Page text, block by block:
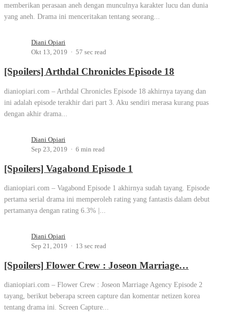
memberikan perasaan aneh dengan munculnya karakter lucu dan dunia
yang aneh. Drama ini menceritakan tentang seorang...
Diani Opiari
Okt 13, 2019
57 sec read
[Spoilers] Arthdal Chronicles Episode 18
dianiopiari.com – Arthdal Chronicles Episode 18 akhirnya tayang dan
ini adalah episode terakhir dari part 3. Aku sendiri merasa kurang puas
dengan akhir drama...
Diani Opiari
Sep 23, 2019
6 min read
[Spoilers] Vagabond Episode 1
dianiopiari.com – Vagabond Episode 1 akhirnya sudah tayang. Episode
pertama serial drama ini memperoleh rating yang fantastis dalam debut
pertamanya dengan rating 6.3% |...
Diani Opiari
Sep 21, 2019
13 sec read
[Spoilers] Flower Crew : Joseon Marriage…
dianiopiari.com – Flower Crew : Joseon Marriage Agency Episode 2
tayang, berikut beberapa screen capture dan komentar netizen korea
tentang drama ini. Screen Capture...